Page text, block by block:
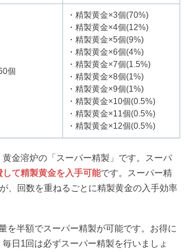
個
・精製黄金×3個(70%)
・精製黄金×4個(12%)
・精製黄金×5個(9%)
・精製黄金×6個(4%)
・精製黄金×7個(1.5%)
・精製黄金×8個(1%)
・精製黄金×9個(1%)
・精製黄金×10個(0.5%)
・精製黄金×11個(0.5%)
・精製黄金×12個(0.5%)
金溶炉の「スーパー精製」です。スーパ
して精製黄金を入手可能です。スーパー精
、回数を重ねるごとに精製黄金の入手効率
を半額でスーパー精製が可能です。お得に
日1回は必ずスーパー精製を行いましょ